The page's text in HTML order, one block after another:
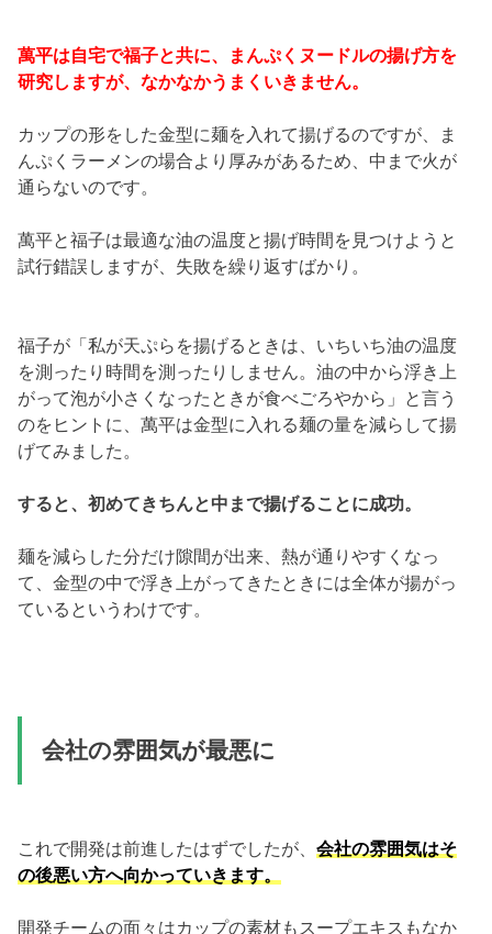
萬平は自宅で福子と共に、まんぷくヌードルの揚げ方を
研究しますが、なかなかうまくいきません。
カップの形をした金型に麺を入れて揚げるのですが、ま
んぷくラーメンの場合より厚みがあるため、中まで火が
通らないのです。
萬平と福子は最適な油の温度と揚げ時間を見つけようと
試行錯誤しますが、失敗を繰り返すばかり。
福子が「私が天ぷらを揚げるときは、いちいち油の温度
を測ったり時間を測ったりしません。油の中から浮き上
がって泡が小さくなったときが食べごろやから」と言う
のをヒントに、萬平は金型に入れる麺の量を減らして揚
げてみました。
すると、初めてきちんと中まで揚げることに成功。
麺を減らした分だけ隙間が出来、熱が通りやすくなっ
て、金型の中で浮き上がってきたときには全体が揚がっ
ているというわけです。
会社の雰囲気が最悪に
これで開発は前進したはずでしたが、会社の雰囲気はそ
の後悪い方へ向かっていきます。
開発チームの面々はカップの素材もスープエキスもなか